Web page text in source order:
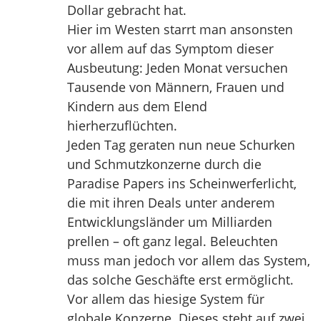
Dollar gebracht hat.
Hier im Westen starrt man ansonsten
vor allem auf das Symptom dieser
Ausbeutung: Jeden Monat versuchen
Tausende von Männern, Frauen und
Kindern aus dem Elend
hierherzuflüchten.
Jeden Tag geraten nun neue Schurken
und Schmutzkonzerne durch die
Paradise Papers ins Scheinwerferlicht,
die mit ihren Deals unter anderem
Entwicklungsländer um Milliarden
prellen – oft ganz legal. Beleuchten
muss man jedoch vor allem das System,
das solche Geschäfte erst ermöglicht.
Vor allem das hiesige System für